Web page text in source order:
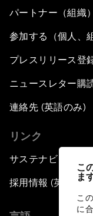
こ
ま
こ
に
パートナー（組織
参加する（個人、
プレスリリース登
ニュースレター購
連絡先 (英語のみ)
リンク
サステナビリティ
採用情報 (英語のみ)